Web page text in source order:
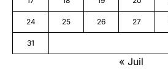
24 25 26 27
31
« Juil